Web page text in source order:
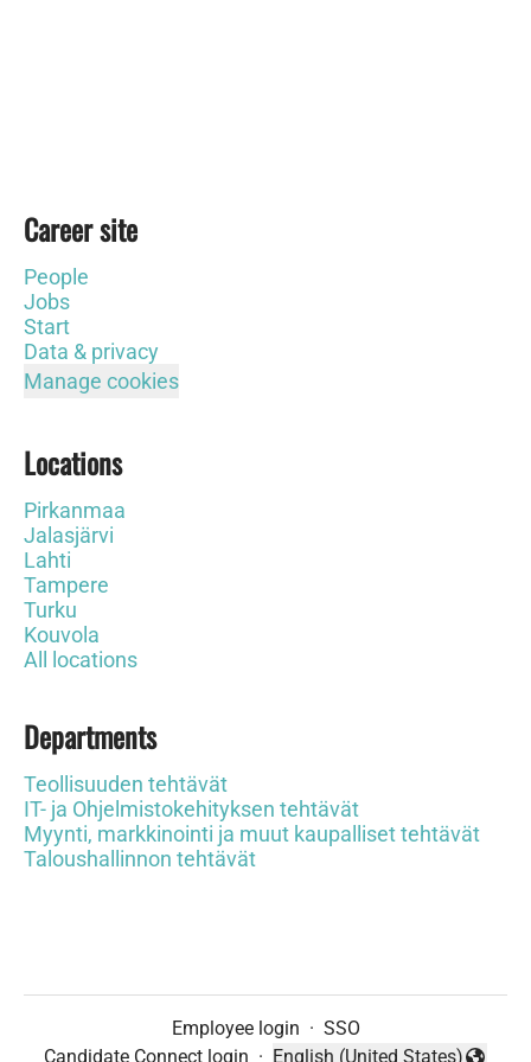
Career site
People
Jobs
Start
Data & privacy
Manage cookies
Locations
Pirkanmaa
Jalasjärvi
Lahti
Tampere
Turku
Kouvola
All locations
Departments
Teollisuuden tehtävät
IT- ja Ohjelmistokehityksen tehtävät
Myynti, markkinointi ja muut kaupalliset tehtävät
Taloushallinnon tehtävät
Employee login · SSO
Candidate Connect login · English (United States)